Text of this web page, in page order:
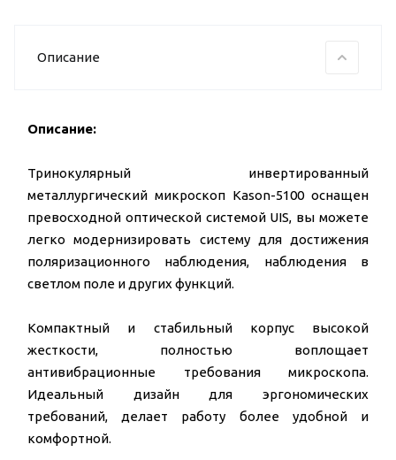
Описание
Описание:
Тринокулярный инвертированный
металлургический микроскоп Kason-5100 оснащен
превосходной оптической системой UIS, вы можете
легко модернизировать систему для достижения
поляризационного наблюдения, наблюдения в
светлом поле и других функций.
Компактный и стабильный корпус высокой
жесткости, полностью воплощает
антивибрационные требования микроскопа.
Идеальный дизайн для эргономических
требований, делает работу более удобной и
комфортной.